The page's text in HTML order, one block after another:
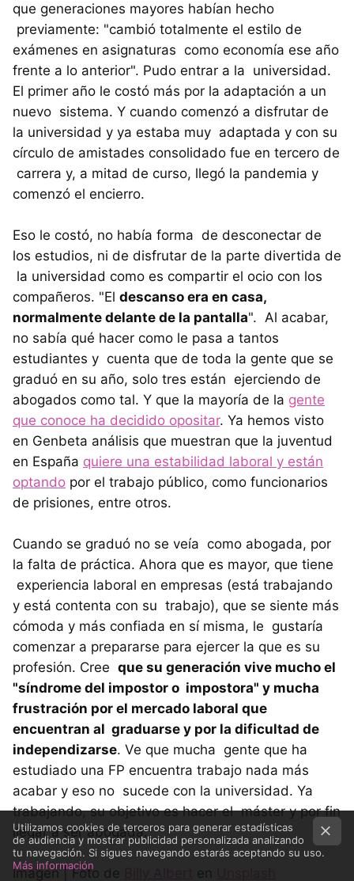
que generaciones mayores habían hecho
previamente: "cambió totalmente el estilo de
exámenes en asignaturas como economía ese año
frente a lo anterior". Pudo entrar a la universidad.
El primer año le costó más por la adaptación a un
nuevo sistema. Y cuando comenzó a disfrutar de
la universidad y ya estaba muy adaptada y con su
círculo de amistades consolidado fue en tercero de
carrera y, a mitad de curso, llegó la pandemia y
comenzó el encierro.
Eso le costó, no había forma de desconectar de
los estudios, ni de disfrutar de la parte divertida de
la universidad como es compartir el ocio con los
compañeros. "El descanso era en casa,
normalmente delante de la pantalla". Al acabar,
no sabía qué hacer como le pasa a tantos
estudiantes y cuenta que de toda la gente que se
graduó en su año, solo tres están ejerciendo de
abogados como tal. Y que la mayoría de la gente
que conoce ha decidido opositar. Ya hemos visto
en Genbeta análisis que muestran que la juventud
en España quiere una estabilidad laboral y están
optando por el trabajo público, como funcionarios
de prisiones, entre otros.
Cuando se graduó no se veía como abogada, por
la falta de práctica. Ahora que es mayor, que tiene
experiencia laboral en empresas (está trabajando
y está contenta con su trabajo), que se siente más
cómoda y más confiada en sí misma, le gustaría
comenzar a prepararse para ejercer la que es su
profesión. Cree que su generación vive mucho el
"síndrome del impostor o impostora" y mucha
frustración por el mercado laboral que
encuentran al graduarse y por la dificultad de
independizarse. Ve que mucha gente que ha
estudiado una FP encuentra trabajo nada más
acabar y eso no sucede con la universidad. Ya
trabajando, su objetivo es hacer el máster y por fin
llegar a ser abogada.
Imagen | Foto de en
Utilizamos cookies de terceros para generar estadísticas
de audiencia y mostrar publicidad personalizada analizando
tu navegación. Si sigues navegando estarás aceptando su uso.
Más información